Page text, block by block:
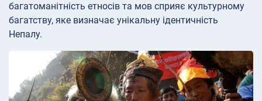
багатоманітність етносів та мов сприяє культурному
багатству, яке визначає унікальну ідентичність
Непалу.